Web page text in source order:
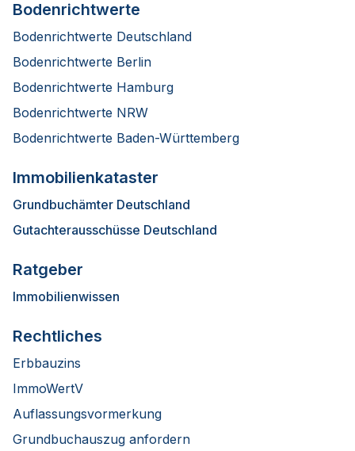
Bodenrichtwerte
Bodenrichtwerte Deutschland
Bodenrichtwerte Berlin
Bodenrichtwerte Hamburg
Bodenrichtwerte NRW
Bodenrichtwerte Baden-Württemberg
Immobilienkataster
Grundbuchämter Deutschland
Gutachterausschüsse Deutschland
Ratgeber
Immobilienwissen
Rechtliches
Erbbauzins
ImmoWertV
Auflassungsvormerkung
Grundbuchauszug anfordern